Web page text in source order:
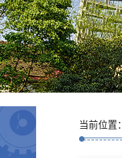
当前位置